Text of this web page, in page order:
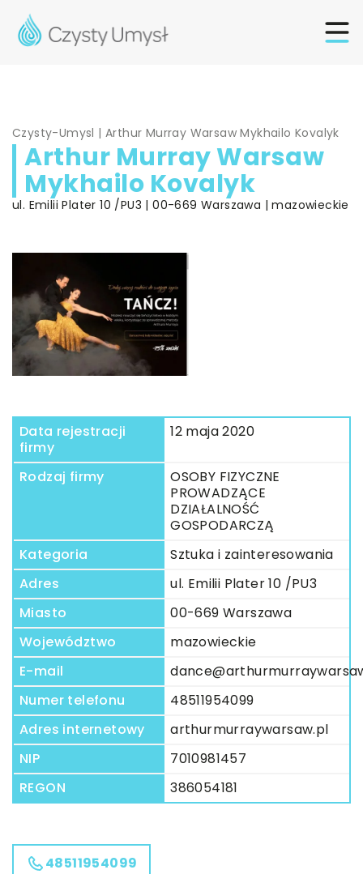
Czysty-Umysl |Arthur Murray Warsaw Mykhailo Kovalyk
Arthur Murray Warsaw
Mykhailo Kovalyk
ul. Emilii Plater 10 /PU3 | 00-669 Warszawa | mazowieckie
Data rejestracji
firmy
12 maja 2020
Rodzaj firmy
OSOBY FIZYCZNE
PROWADZĄCE
DZIAŁALNOŚĆ
GOSPODARCZĄ
Kategoria
Sztuka i zainteresowania
Adres
ul. Emilii Plater 10 /PU3
Miasto
00-669 Warszawa
Województwo
mazowieckie
E-mail
Numer telefonu
48511954099
Adres internetowy
arthurmurraywarsaw.pl
NIP
7010981457
REGON
386054181
48511954099